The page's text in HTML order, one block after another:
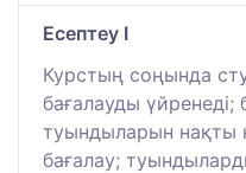
Есептеу I
Курстың соңында
бағалауды үйренеді;
туындыларын нақты
бағалау;